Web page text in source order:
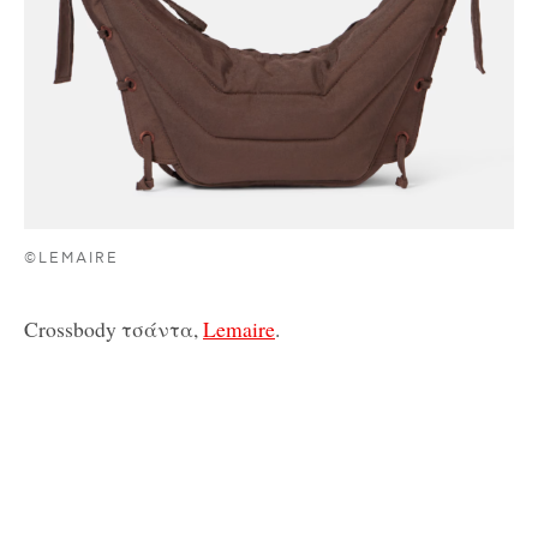
©LEMAIRE
Crossbody τσάντα,Lemaire.